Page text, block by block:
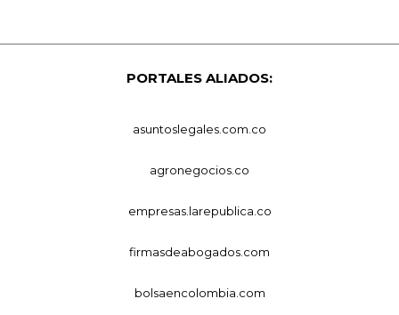
PORTALES ALIADOS:
asuntoslegales.com.co
agronegocios.co
empresas.larepublica.co
firmasdeabogados.com
bolsaencolombia.com